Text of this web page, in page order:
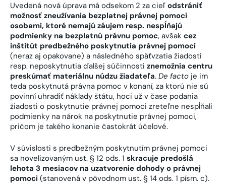
Uvedená nová úprava má odsekom 2 za cieľ odstrániť
možnosť zneužívania bezplatnej právnej pomoci
osobami, ktoré nemajú záujem resp. nespĺňajú
podmienky na bezplatnú právnu pomoc, avšak cez
inštitút predbežného poskytnutia právnej pomoci
(neraz aj opakovane) a následného späťvzatia žiadosti
resp. neposkytnutia ďalšej súčinnosti znemožnia centru
preskúmať materiálnu núdzu žiadateľa. De facto je im
teda poskytnutá právna pomoc v konaní, za ktorú nie sú
povinní uhradiť náklady štátu, hoci už v čase podania
žiadosti o poskytnutie právnej pomoci zreteľne nespĺňali
podmienky na nárok na poskytnutie právnej pomoci,
pričom je takého konanie častokrát účelové.
V súvislosti s predbežným poskytnutím právnej pomoci
sa novelizovaným ust. § 12 ods. 1 skracuje predošlá
lehota 3 mesiacov na uzatvorenie dohody o právnej
pomoci (stanovená v pôvodnom ust. § 14 ods. 1 písm. c).